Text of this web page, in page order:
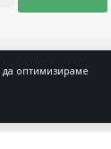
да оптимизираме